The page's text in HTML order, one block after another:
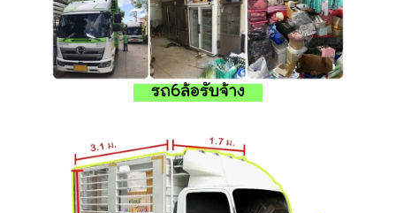
รถ6ล้อรับจ้าง